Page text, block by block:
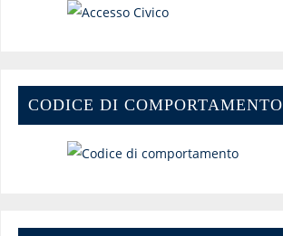
CODICE DI COMPORTAMENTO